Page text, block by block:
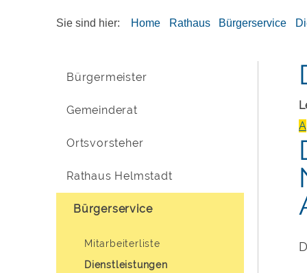
Sie sind hier: Home Rathaus Bürgerservice
Bürgermeister
Gemeinderat
Ortsvorsteher
Rathaus Helmstadt
Bürgerservice
Mitarbeiterliste
Dienstleistungen
A